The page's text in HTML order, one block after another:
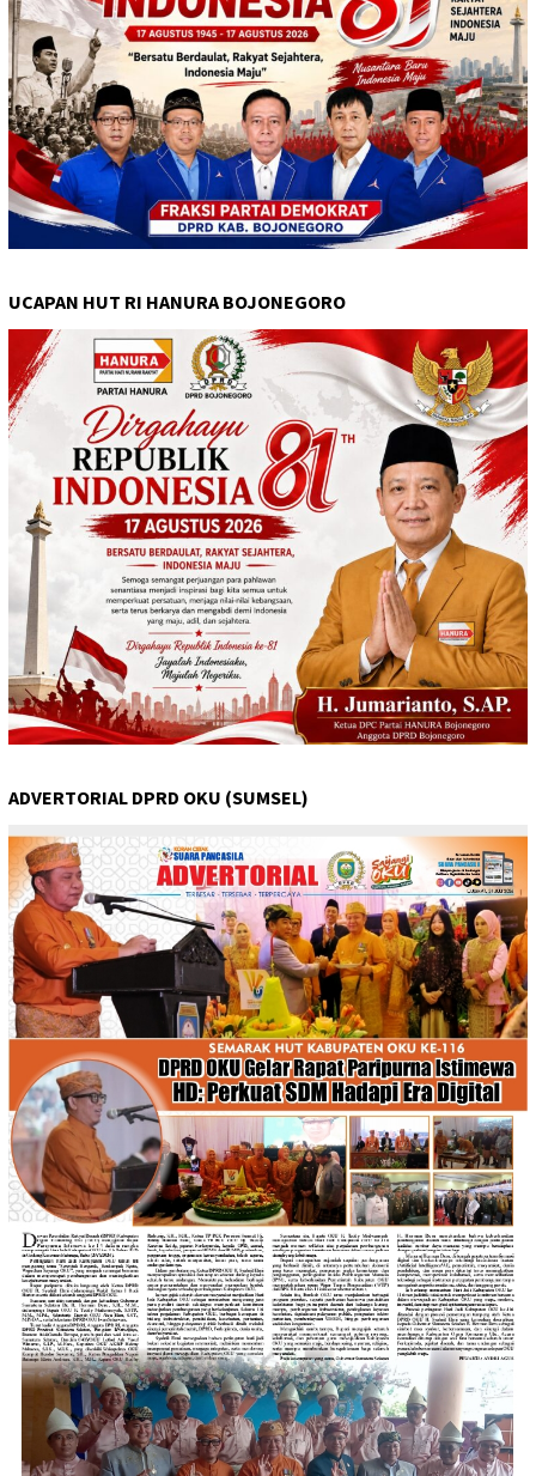
UCAPAN HUT RI HANURA BOJONEGORO
ADVERTORIAL DPRD OKU (SUMSEL)